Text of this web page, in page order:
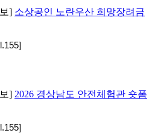
] 소상공인 노란우산 희망장려금
] 2026 경상남도 안전체험관 숏폼